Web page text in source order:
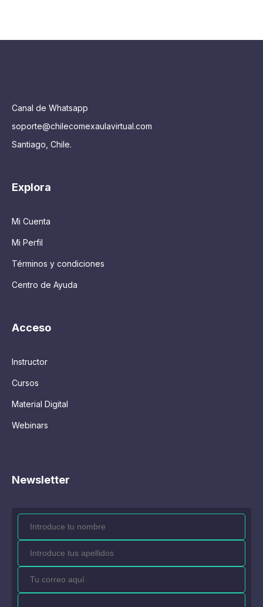
Canal de Whatsapp
soporte@chilecomexaulavirtual.com
Santiago, Chile.
Explora
Mi Cuenta
Mi Perfil
Términos y condiciones
Centro de Ayuda
Acceso
Instructor
Cursos
Material Digital
Webinars
Newsletter